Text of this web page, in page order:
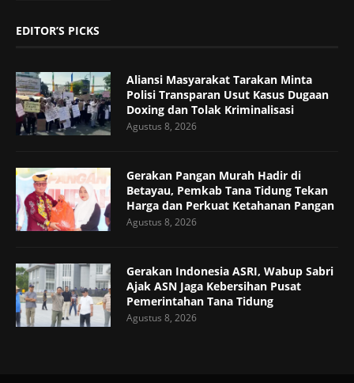
EDITOR’S PICKS
Aliansi Masyarakat Tarakan Minta
Polisi Transparan Usut Kasus Dugaan
Doxing dan Tolak Kriminalisasi
Agustus 8, 2026
Gerakan Pangan Murah Hadir di
Betayau, Pemkab Tana Tidung Tekan
Harga dan Perkuat Ketahanan Pangan
Agustus 8, 2026
Gerakan Indonesia ASRI, Wabup Sabri
Ajak ASN Jaga Kebersihan Pusat
Pemerintahan Tana Tidung
Agustus 8, 2026